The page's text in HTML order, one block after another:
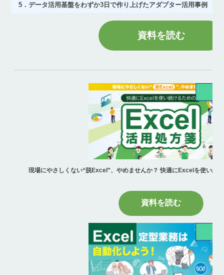
5．データ活用基盤をわずか3日で作り上げたアダプター活用事例
資料を読む
現場にやさしくない“脱Excel”、やめませんか？ 快適にExcelを使い続
資料を読む